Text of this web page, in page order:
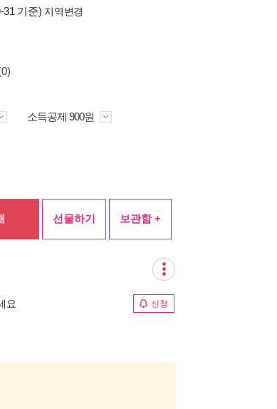
31 기준) 지역변경
소득공제 900원
선물하기 보관함 +
요 신청